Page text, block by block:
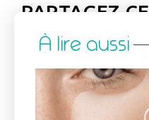
PARTAGEZ
À lire aussi